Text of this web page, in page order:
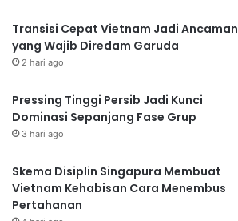
Transisi Cepat Vietnam Jadi Ancaman
yang Wajib Diredam Garuda
2 hari ago
Pressing Tinggi Persib Jadi Kunci
Dominasi Sepanjang Fase Grup
3 hari ago
Skema Disiplin Singapura Membuat
Vietnam Kehabisan Cara Menembus
Pertahanan